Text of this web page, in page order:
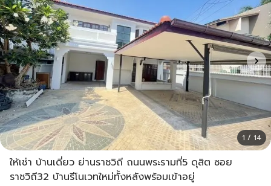
1 / 14
ให้เช่า บ้านเดี่ยว ย่านราชวิถี ถนนพระรามที่5 ดุสิต ซอย
ราชวิถี32 บ้านรีโนเวทใหม่ทั้งหลังพร้อมเข้าอยู่